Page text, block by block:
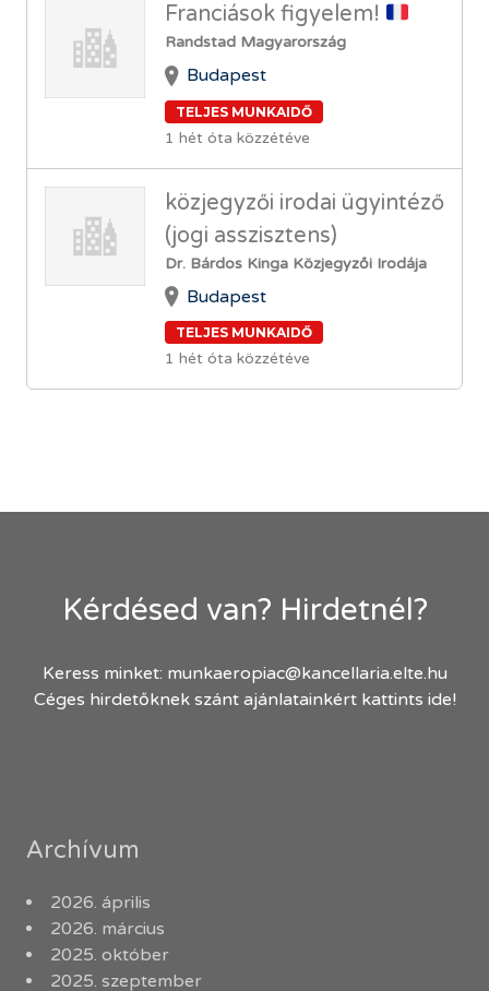
Franciások figyelem!
Randstad Magyarország
Budapest
TELJES MUNKAIDŐ
1 hét óta közzétéve
közjegyzői irodai ügyintéző
(jogi asszisztens)
Dr. Bárdos Kinga Közjegyzői Irodája
Budapest
TELJES MUNKAIDŐ
1 hét óta közzétéve
Kérdésed van? Hirdetnél?
Keress minket: munkaeropiac@kancellaria.elte.hu
Céges hirdetőknek szánt ajánlatainkért kattints ide!
Archívum
2026. április
2026. március
2025. október
2025. szeptember